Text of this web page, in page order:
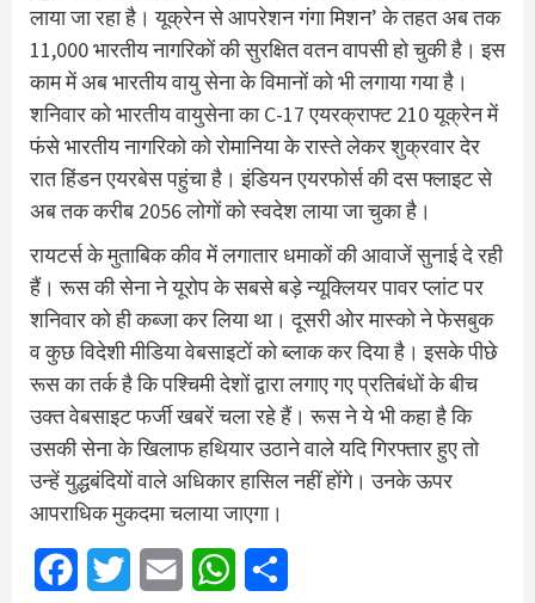
लाया जा रहा है। यूक्रेन से आपरेशन गंगा मिशन’ के तहत अब तक
11,000 भारतीय नागरिकों की सुरक्षित वतन वापसी हो चुकी है। इस
काम में अब भारतीय वायु सेना के विमानों को भी लगाया गया है।
शनिवार को भारतीय वायुसेना का C-17 एयरक्राफ्ट 210 यूक्रेन में
फंसे भारतीय नागरिको को रोमानिया के रास्ते लेकर शुक्रवार देर
रात हिंडन एयरबेस पहुंचा है। इंडियन एयरफोर्स की दस फ्लाइट से
अब तक करीब 2056 लोगों को स्‍वदेश लाया जा चुका है।
रायटर्स के मुताबिक कीव में लगातार धमाकों की आवाजें सुनाई दे रही
हैं। रूस की सेना ने यूरोप के सबसे बड़े न्यूक्लियर पावर प्लांट पर
शनिवार को ही कब्जा कर लिया था। दूसरी ओर मास्को ने फेसबुक
व कुछ विदेशी मीडिया वेबसाइटों को ब्लाक कर दिया है। इसके पीछे
रूस का तर्क है कि पश्चिमी देशों द्वारा लगाए गए प्रतिबंधों के बीच
उक्त वेबसाइट फर्जी खबरें चला रहे हैं। रूस ने ये भी कहा है कि
उसकी सेना के खिलाफ हथियार उठाने वाले यदि गिरफ्तार हुए तो
उन्‍हें युद्धबंदियों वाले अधिकार हासिल नहीं होंगे। उनके ऊपर
आप‍राधिक मुकदमा चलाया जाएगा।
FacebookTwitter Email WhatsApp